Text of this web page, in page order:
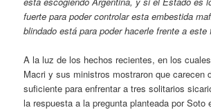
fuerte para poder controlar esta embestida
blindado está para poder hacerle frente a este
A la luz de los hechos recientes, en los
Macri y sus ministros mostraron que carecen
suficiente para enfrentar a tres solitarios
la respuesta a la pregunta planteada por Soto